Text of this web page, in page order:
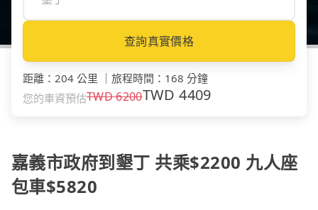
查詢真實價格
距離 ： 204 公里 旅程時間 ： 168 分鐘
您的車資預估TWD6200TWD4409
嘉義市政府到墾丁 共乘$2200 九人座
包車$5820